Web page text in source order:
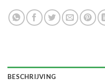
BESCHRIJVING